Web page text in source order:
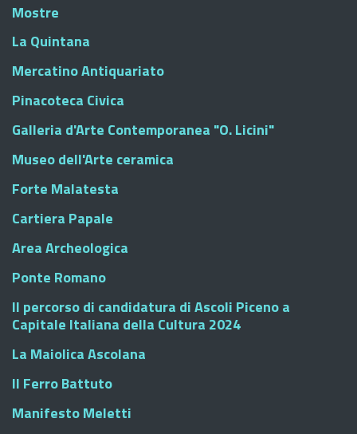
Mostre
La Quintana
Mercatino Antiquariato
Pinacoteca Civica
Galleria d'Arte Contemporanea "O. Licini"
Museo dell'Arte ceramica
Forte Malatesta
Cartiera Papale
Area Archeologica
Ponte Romano
Il percorso di candidatura di Ascoli Piceno a
Capitale Italiana della Cultura 2024
La Maiolica Ascolana
Il Ferro Battuto
Manifesto Meletti